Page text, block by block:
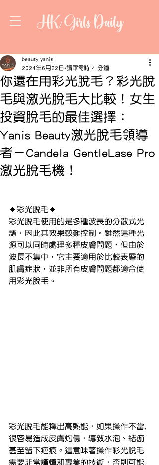
HK Girls Daily
你還在用彩光脫毛？彩光脫
毛與激光脫毛大比較！女生
投資脫毛的最佳選擇：
Yanis Beauty激光脫毛領導
者－Candela GentleLase Pro
激光脫毛機！
beauty yanis
2024年6月22日 讀畢需時 4 分鐘
🔹彩光脫毛🔹
彩光脫毛使用的是多種波長的分散式光
譜，因此其效果較難控制。雖然這種光
源可以同時處理多種皮膚問題，但由於
波長不集中，它主要適用於比較表層的
肌膚症狀，並非所有皮膚問題都適合使
用彩光脫毛。
彩光脫毛能釋出高熱能，如果操作不當,
很容易造成皮膚灼傷，導致水泡、結痂
甚至留下疤痕。這意味著操作彩光脫毛
需要非常謹慎和專業的技術，否則可能